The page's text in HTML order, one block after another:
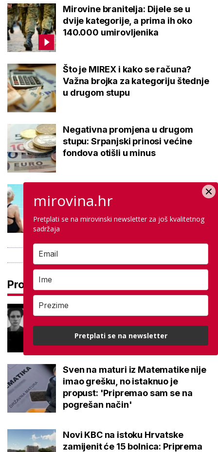
Mirovine branitelja: Dijele se u
dvije kategorije, a prima ih oko
140.000 umirovljenika
Što je MIREX i kako se računa?
Važna brojka za kategoriju štednje
u drugom stupu
Negativna promjena u drugom
stupu: Srpanjski prinosi većine
fondova otišli u minus
besplatno: Građani se mogu
Pročitaj još
Najtužnija objava škole, preminuo
dobroti i osmijehu'
Sven na maturi iz Matematike nije
imao grešku, no istaknuo je
propust: 'Pripremao sam se na
pogrešan način'
Novi KBC na istoku Hrvatske
zamijenit će 15 bolnica: Priprema
mirovina.hr
Pretplati se na mirovinski newsletter za još kvalitetnog
sadržaja
Pretplati se na newsletter